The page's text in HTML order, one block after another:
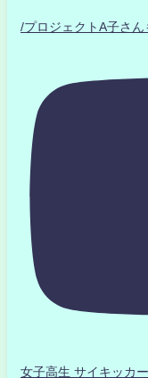
/プロジェクトA子さ
女子高生 サイキッカー